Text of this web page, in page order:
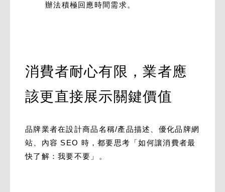
辦法積極回應時間需求。
消費者耐心有限，業者應
該更直接展示關鍵價值
品牌業者在設計商品名稱/產品描述、優化品牌網
站、內容 SEO 時，都要思考「如何讓消費者最
快了解：我要不要」。